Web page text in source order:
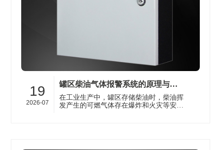
19
2026-07
罐区柴油气体报警系统的原理与安装知识科普
在工业生产中，罐区存储柴油时，柴油挥
发产生的可燃气体存在爆炸和火灾等安全